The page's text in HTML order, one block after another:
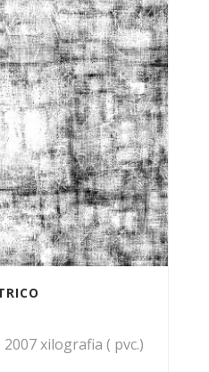
xilografia ( pvc.)